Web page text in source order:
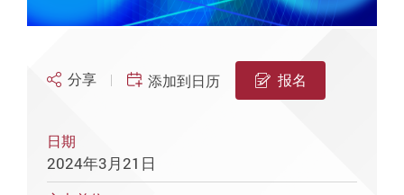
分享 添加到日历 报名
日期
2024年3月21日